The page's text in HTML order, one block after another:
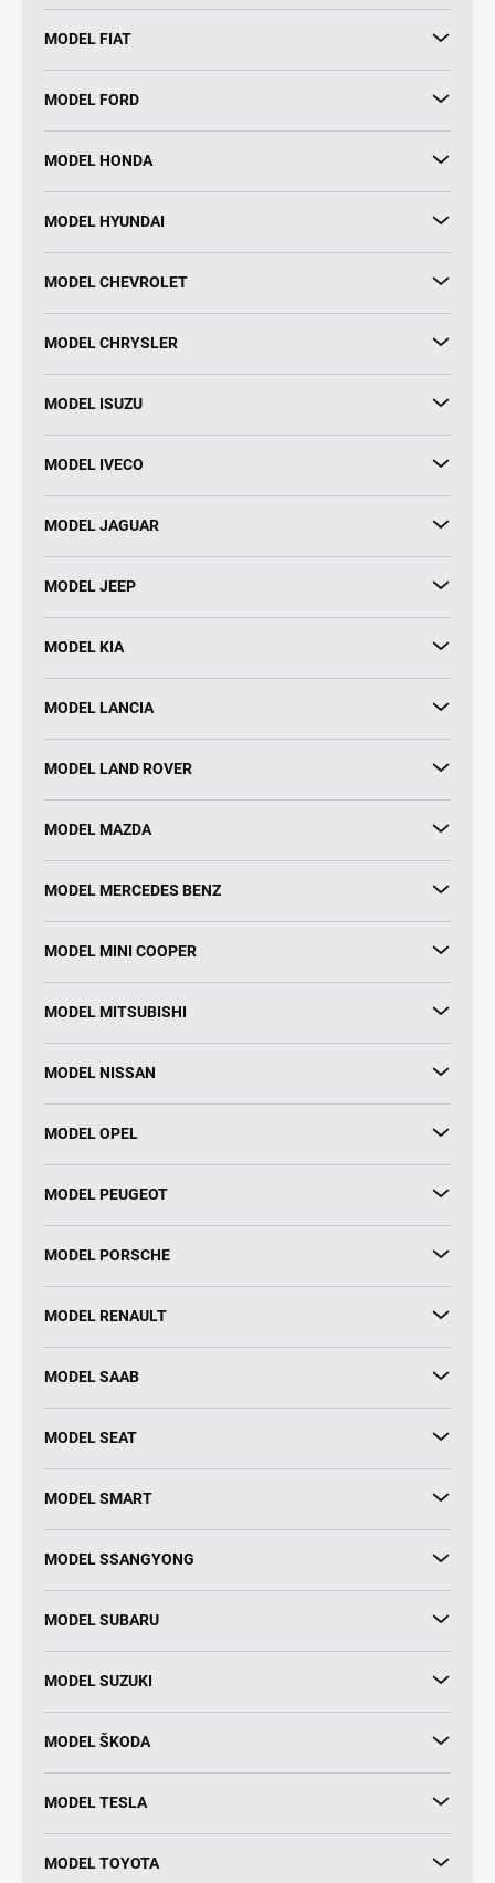
MODEL FIAT
MODEL FORD
MODEL HONDA
MODEL HYUNDAI
MODEL CHEVROLET
MODEL CHRYSLER
MODEL ISUZU
MODEL IVECO
MODEL JAGUAR
MODEL JEEP
MODEL KIA
MODEL LANCIA
MODEL LAND ROVER
MODEL MAZDA
MODEL MERCEDES BENZ
MODEL MINI COOPER
MODEL MITSUBISHI
MODEL NISSAN
MODEL OPEL
MODEL PEUGEOT
MODEL PORSCHE
MODEL RENAULT
MODEL SAAB
MODEL SEAT
MODEL SMART
MODEL SSANGYONG
MODEL SUBARU
MODEL SUZUKI
MODEL ŠKODA
MODEL TESLA
MODEL TOYOTA